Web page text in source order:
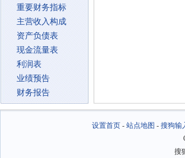
重要财务指标
主营收入构成
资产负债表
现金流量表
利润表
业绩预告
财务报告
设置首页- 站点地图 - 搜狗输
搜